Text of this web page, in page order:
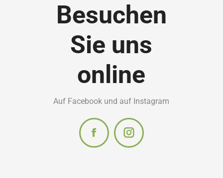
Besuchen
Sie uns
online
Auf Facebook und auf Instagram
FacebookInstagram